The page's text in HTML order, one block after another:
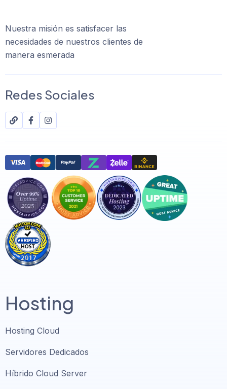
Nuestra misión es satisfacer las
necesidades de nuestros clientes de
manera esmerada
Redes Sociales
Hosting
Hosting Cloud
Servidores Dedicados
Híbrido Cloud Server